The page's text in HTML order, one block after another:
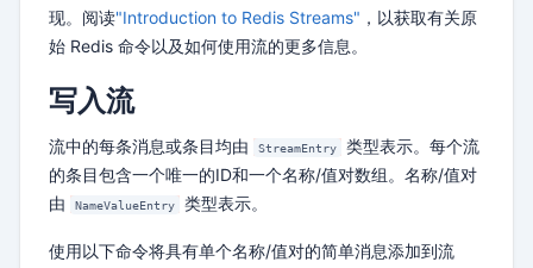
现。阅读"Introduction to Redis Streams" ，以获取有关原
始 Redis 命令以及如何使用流的更多信息。
写入流
流中的每条消息或条目均由 StreamEntry
类型表示。每个流
的条目包含一个唯一的ID和一个名称/值对数组。名称/值对
由
NameValueEntry 类型表示。
使用以下命令将具有单个名称/值对的简单消息添加到流